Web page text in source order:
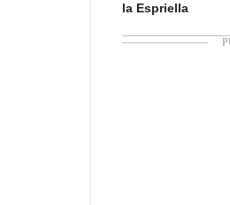
la Espriella